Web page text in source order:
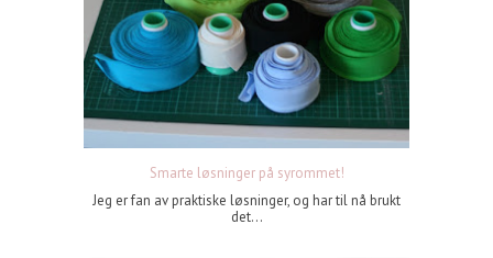
Smarte løsninger på syrommet!
Jeg er fan av praktiske løsninger, og har til nå brukt
det...